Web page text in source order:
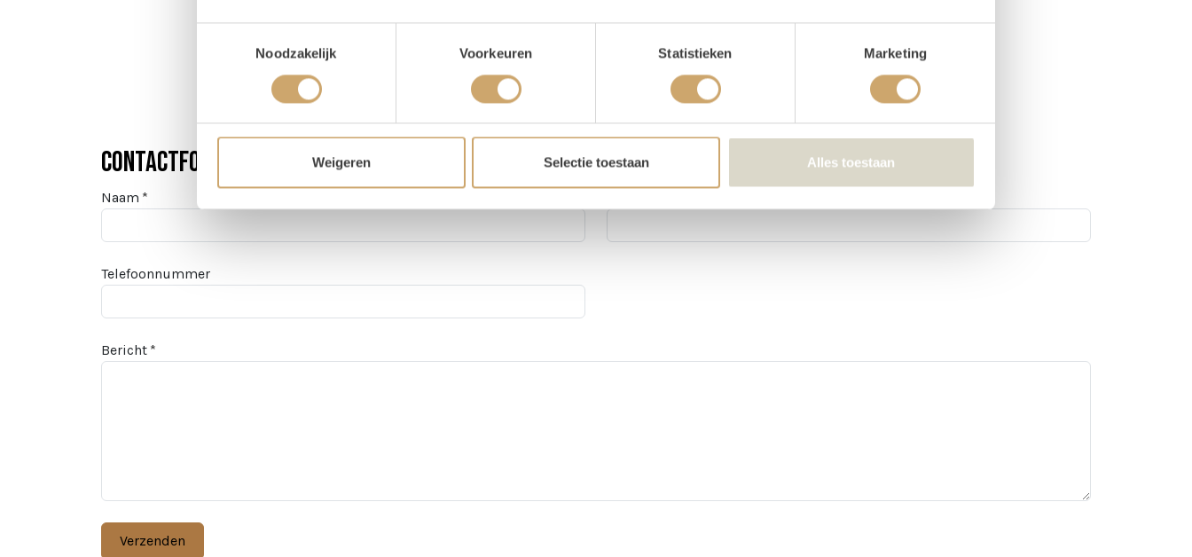
Noodzakelijk
Voorkeuren Statistieken Marketing
Weigeren Selectie toestaan Alles toestaan
Bezoekadres: Ringkade 4 in Utrecht.
KVK 61579157 BTW NL8543.99.951B01
Loods of Rentals is onderdeel van Brisked Styled Weddings
Contactformulier
Naam
Telefoonnummer
Bericht